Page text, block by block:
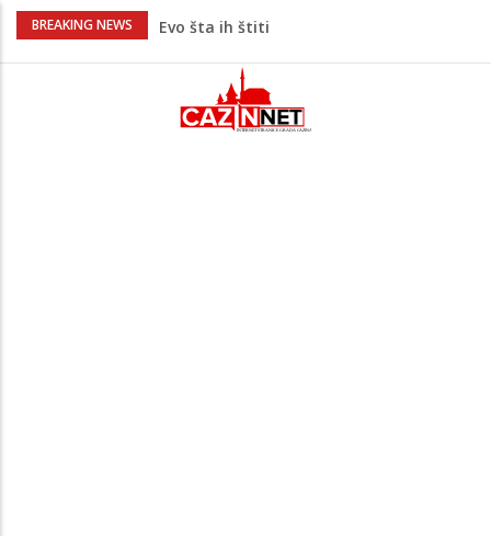
BREAKING NEWS
Krenuo u BiH sa 20 kilograma droge:
Juventus igra protiv Intera, Spaleti
razočarao navijače iz BiH
Užas: Uhapšen Italijan (45) kako